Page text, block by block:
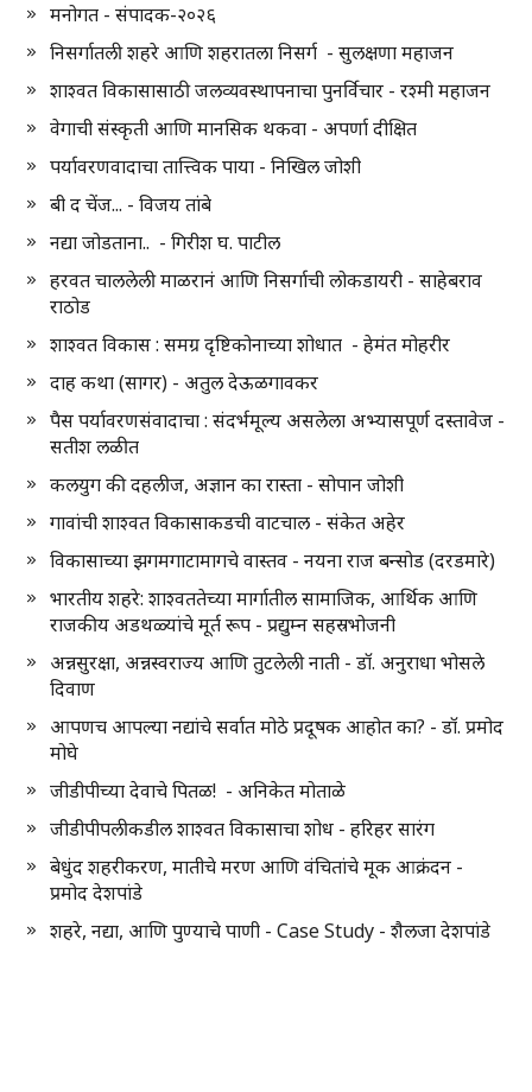
मनोगत - संपादक-२०२६
निसर्गातली शहरे आणि शहरातला निसर्ग - सुलक्षणा महाजन
शाश्वत विकासासाठी जलव्यवस्थापनाचा पुनर्विचार - रश्मी महाजन
वेगाची संस्कृती आणि मानसिक थकवा - अपर्णा दीक्षित
पर्यावरणवादाचा तात्त्विक पाया - निखिल जोशी
बी द चेंज... - विजय तांबे
नद्या जोडताना.. - गिरीश घ. पाटील
हरवत चाललेली माळरानं आणि निसर्गाची लोकडायरी - साहेबराव
राठोड
शाश्वत विकास : समग्र दृष्टिकोनाच्या शोधात - हेमंत मोहरीर
दाह कथा (सागर) - अतुल देऊळगावकर
पैस पर्यावरणसंवादाचा : संदर्भमूल्य असलेला अभ्यासपूर्ण दस्तावेज -
सतीश लळीत
कलयुग की दहलीज, अज्ञान का रास्ता - सोपान जोशी
गावांची शाश्वत विकासाकडची वाटचाल - संकेत अहेर
विकासाच्या झगमगाटामागचे वास्तव - नयना राज बन्सोड (दरडमारे)
भारतीय शहरे: शाश्वततेच्या मार्गातील सामाजिक, आर्थिक आणि
राजकीय अडथळ्यांचे मूर्त रूप - प्रद्युम्न सहस्रभोजनी
अन्नसुरक्षा, अन्नस्वराज्य आणि तुटलेली नाती - डॉ. अनुराधा भोसले
दिवाण
आपणच आपल्या नद्यांचे सर्वात मोठे प्रदूषक आहोत का? - डॉ. प्रमोद
मोघे
जीडीपीच्या देवाचे पितळ! - अनिकेत मोताळे
जीडीपीपलीकडील शाश्वत विकासाचा शोध - हरिहर सारंग
बेधुंद शहरीकरण, मातीचे मरण आणि वंचितांचे मूक आक्रंदन -
प्रमोद देशपांडे
शहरे, नद्या, आणि पुण्याचे पाणी - Case Study - शैलजा देशपांडे